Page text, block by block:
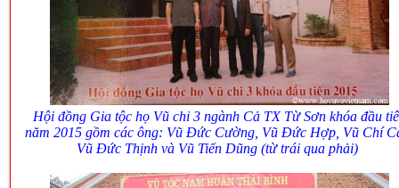
Hội đồng Gia tộc họ Vũ chi 3 ngành Cả TX Từ Sơn khóa đầu
năm 2015 gồm các ông: Vũ Đức Cường, Vũ Đức Hợp, Vũ Chí
Vũ Đức Thịnh và Vũ Tiến Dũng (từ trái qua phải)